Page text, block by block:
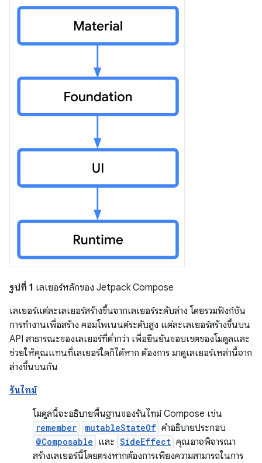
รูปที่ 1 เลเยอร์หลักของ Jetpack Compose
เลเยอร์แต่ละเลเยอร์สร้างขึ้นจากเลเยอร์ระดับล่าง โดยรวมฟังก์ชัน
การทำงานเพื่อสร้าง คอมโพเนนต์ระดับสูง แต่ละเลเยอร์สร้างขึ้นบน
API สาธารณะของเลเยอร์ที่ต่ำกว่า เพื่อยืนยันขอบเขตของโมดูลและ
ช่วยให้คุณแทนที่เลเยอร์ใดก็ได้หาก ต้องการ มาดูเลเยอร์เหล่านี้จาก
ล่างขึ้นบนกัน
รันไทม์
โมดูลนี้จะอธิบายพื้นฐานของรันไทม์ Compose เช่น
remember mutableStateOf คำอธิบายประกอบ
@Composable และ SideEffect คุณอาจพิจารณา
สร้างเลเยอร์นี้โดยตรงหากต้องการเพียงความสามารถในการ